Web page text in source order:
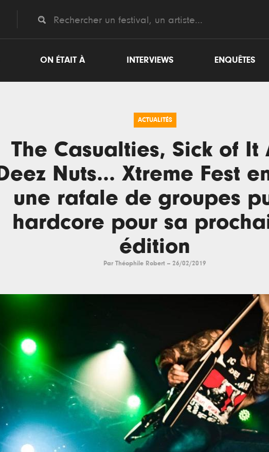
ON ÉTAIT À INTERVIEWS ENQUÊTES
ACTUALITÉS
The Casualties, Sick of It
Deez Nuts... Xtreme Fest
une rafale de groupes
hardcore pour sa
édition
Par Théophile Robert -- 26/02/2019